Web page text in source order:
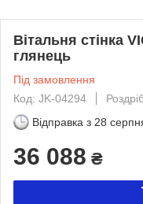
Вітальня стінка
глянець
Під замовлення
Код: JK-04294
Відправка з 28
36 088 ₴